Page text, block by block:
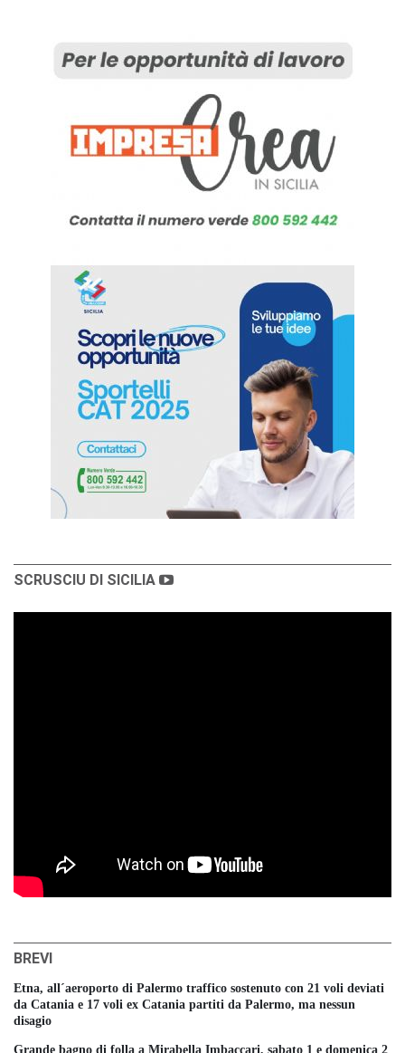
SCRUSCIU DI SICILIA
BREVI
Etna, all´aeroporto di Palermo traffico sostenuto con 21 voli deviati
da Catania e 17 voli ex Catania partiti da Palermo, ma nessun
disagio
Grande bagno di folla a Mirabella Imbaccari, sabato 1 e domenica 2